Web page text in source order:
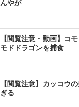
んやが
【閲覧注意・動画】コ
モドドラゴンを捕食
【閲覧注意】カッコウ
ぎる
【
ダー
【